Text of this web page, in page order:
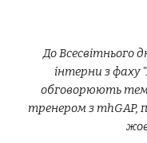
До Всесвітнього
інтерни з фаху
обговорюють
тренером з mhGAP,